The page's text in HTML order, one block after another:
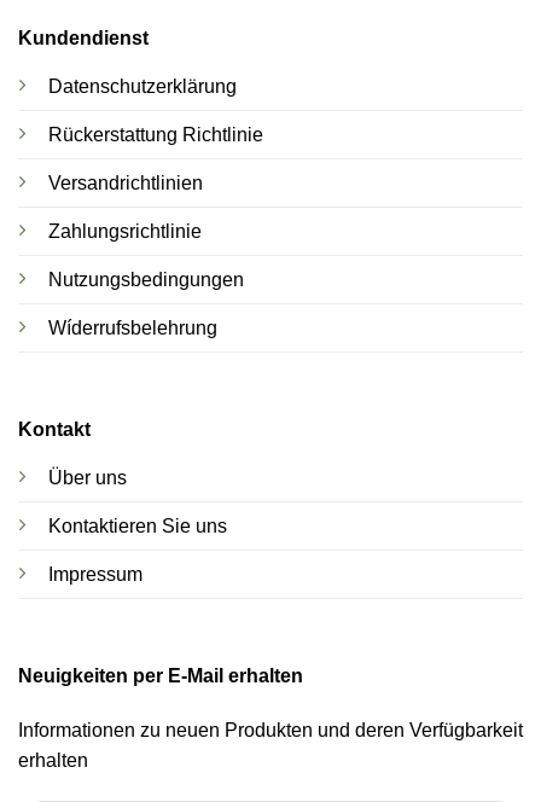
Kundendienst
Datenschutzerklärung
Rückerstattung Richtlinie
Versandrichtlinien
Zahlungsrichtlinie
Nutzungsbedingungen
Wíderrufsbelehrung
Kontakt
Über uns
Kontaktieren Sie uns
Impressum
Neuigkeiten per E-Mail erhalten
Informationen zu neuen Produkten und deren Verfügbarkeit
erhalten